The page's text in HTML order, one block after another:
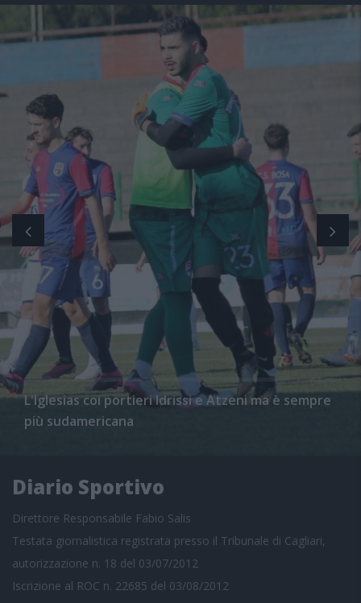
L'Iglesias coi portieri Idrissi e Atzeni ma è sempre
più sudamericana
Diario Sportivo
Direttore Responsabile Fabio Salis
Testata giornalistica registrata presso il Tribunale di Cagliari,
autorizzazione n. 18 del 03/07/2012
Iscrizione al ROC n. 22685 del 03/08/2012